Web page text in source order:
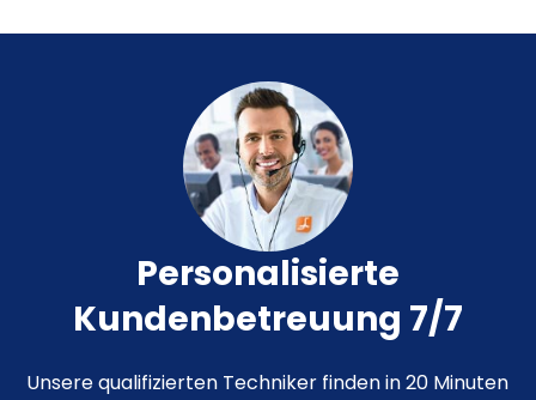
Personalisierte
Kundenbetreuung 7/7
Unsere qualifizierten Techniker finden in 20 Minuten